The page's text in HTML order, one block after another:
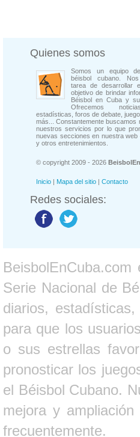
Quienes somos
Somos un equipo
béisbol cubano.
tarea de desarrollar
objetivo de brindar
Béisbol en Cuba y su
Ofrecemos
estadísticas, foros de debate,
más... Constantemente buscamos
nuestros servicios por lo que
nuevas secciones en nuestra web
y otros entretenimientos.
© copyright 2009 - 2026
Inicio | Mapa del sitio | Contacto
Redes sociales:
Serie Nacional de
diarios,
para que los
o sus estrellas
pronosticar los
el Béisbol Cubano.
mejora y
frecuentemente.